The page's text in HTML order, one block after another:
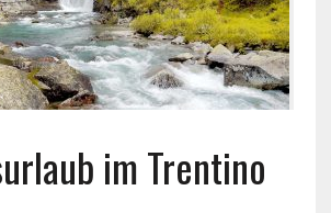
im Trentino